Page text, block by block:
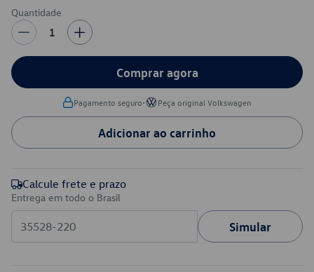
Quantidade
1
Comprar agora
Pagamento seguro• Peça original Volkswagen
Adicionar ao carrinho
Calcule frete e prazo
Entrega em todo o Brasil
Simular